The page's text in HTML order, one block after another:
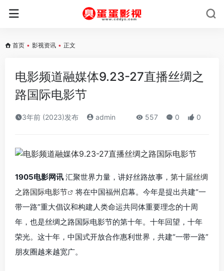
首页 • 影视资讯 • 正文
电影频道融媒体9.23-27直播丝绸之
路国际电影节
3年前 (2023)发布 admin 557 0 0
1905电影网讯 汇聚世界力量，讲好丝路故事， 第十届丝绸
之路国际电影节
将在中国福州启幕。今年是提出共建“一
带一路”重大倡议和构建人类命运共同体重要理念的十周
年，也是丝绸之路国际电影节的第十年。十年回望，十年
荣光。这十年，中国式开放合作惠利世界，共建“一带一路”
朋友圈越来越宽广。